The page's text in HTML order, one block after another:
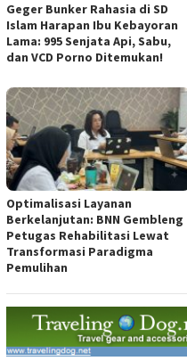
Geger Bunker Rahasia di SD
Islam Harapan Ibu Kebayoran
Lama: 995 Senjata Api, Sabu,
dan VCD Porno Ditemukan!
Optimalisasi Layanan
Berkelanjutan: BNN Gembleng
Petugas Rehabilitasi Lewat
Transformasi Paradigma
Pemulihan